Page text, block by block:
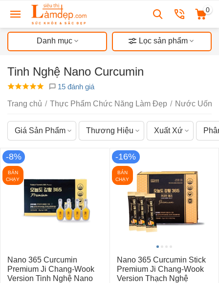
0
Danh mục Lọc sản phẩm
Tinh Nghệ Nano Curcumin
15 đánh giá
Trang chủ / Thực Phẩm Chức Năng Làm Đẹp / Nước Uống
Giá Sản Phẩm Thương Hiệu Xuất Xứ
-8%
BÁN
CHẠY
Nano 365 Curcumin
Premium Ji Chang-Wook
Version Tinh Nghệ Nano
-16%
BÁN
CHẠY
Nano 365 Curcumin Stick
Premium Ji Chang-Wook
Version Thạch Nghệ